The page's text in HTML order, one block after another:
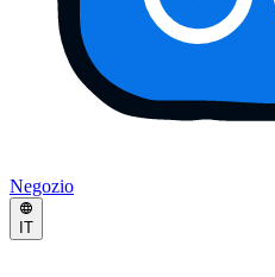
Negozio
IT